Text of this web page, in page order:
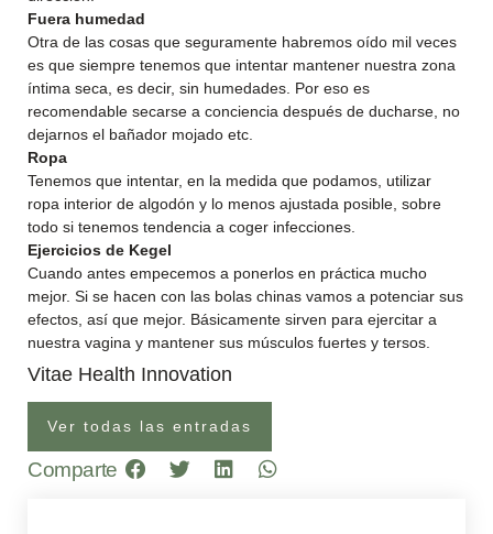
Fuera humedad
Otra de las cosas que seguramente habremos oído mil veces
es que siempre tenemos que intentar mantener nuestra zona
íntima seca, es decir, sin humedades. Por eso es
recomendable secarse a conciencia después de ducharse, no
dejarnos el bañador mojado etc.
Ropa
Tenemos que intentar, en la medida que podamos, utilizar
ropa interior de algodón y lo menos ajustada posible, sobre
todo si tenemos tendencia a coger infecciones.
Ejercicios de Kegel
Cuando antes empecemos a ponerlos en práctica mucho
mejor. Si se hacen con las bolas chinas vamos a potenciar sus
efectos, así que mejor. Básicamente sirven para ejercitar a
nuestra vagina y mantener sus músculos fuertes y tersos.
Vitae Health Innovation
Ver todas las entradas
Comparte